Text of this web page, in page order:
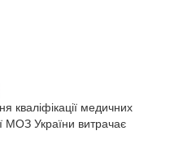
кваліфікації медичних
МОЗ України витрачає